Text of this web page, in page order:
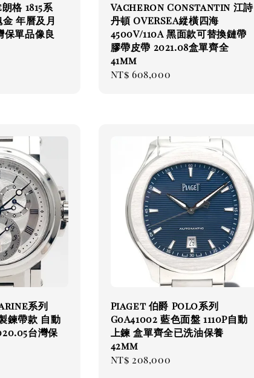
格 1815系
年曆及月
保單品像良
Vacheron Constantin 江詩
丹頓 OVERSEA縱橫四海
4500V/110A 黑面款可替換鏈帶
膠帶皮帶 2021.08盒單齊全
41mm
Regular
NT$ 608,000
系列
鍊帶款 自動
台灣保
Piaget 伯爵 Polo系列
G0A41002 藍色面盤 1110P自動
上鍊 盒單齊全已洗油保養
42mm
Regular
NT$ 208,000